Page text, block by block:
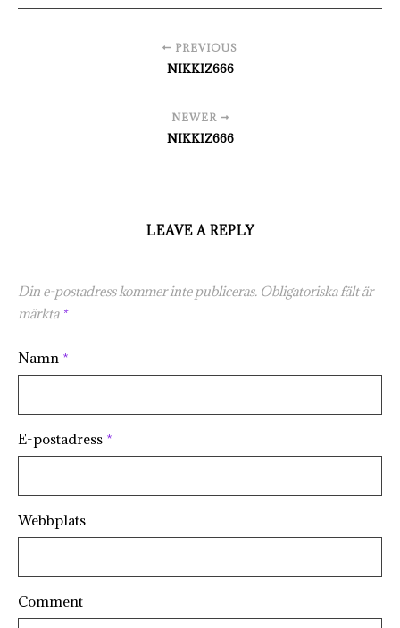
PREVIOUS
NIKKIZ666
NEWER
NIKKIZ666
LEAVE A REPLY
Din e-postadress kommer inte publiceras. Obligatoriska fält är
märkta *
Namn *
E-postadress *
Webbplats
Comment